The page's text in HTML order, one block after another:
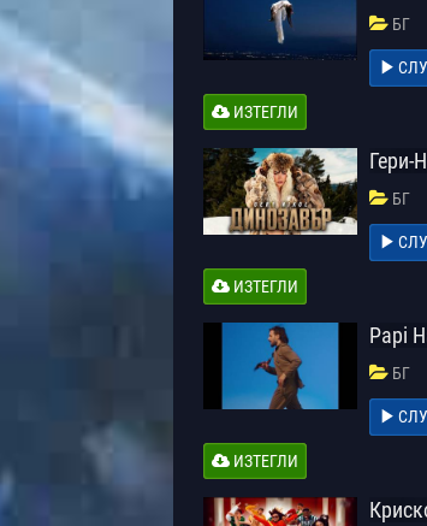
БГ
ИЗТЕГЛИ
Гери-
БГ
ИЗТЕГЛИ
Papi
БГ
ИЗТЕГЛИ